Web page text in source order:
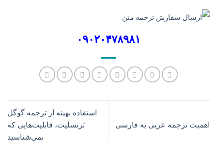
۰۹۰۲۰۴۷۸۹۸۱
اهمیت ترجمه عربی به فارسی
استفاده بهینه از ترجمه گوگل
ترنسلیت، قابلیت‌هایی که
نمی‌شناسید